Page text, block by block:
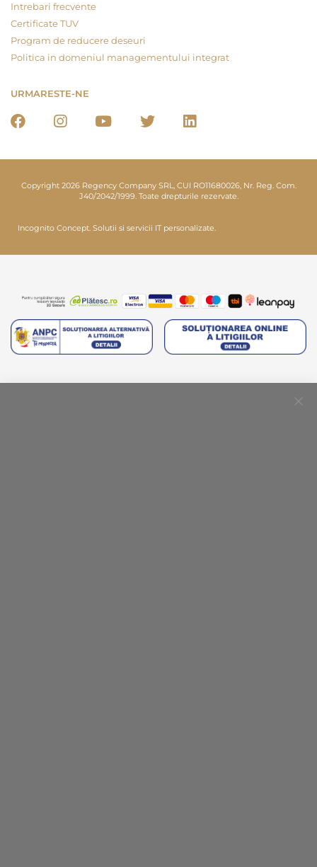
Intrebari frecvente
Certificate TUV
Program de reducere deseuri
Politica in domeniul managementului integrat
URMARESTE-NE
Copyright 2026 Regency Company SRL, CUI RO11680026, Nr. Reg. Com.
J40/2042/1999. Toate drepturile rezervate.
Incognito Concept. Solutii si servicii IT personalizate.